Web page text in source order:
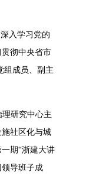
入学习党的
彻中央省市
组成员、副主
研究中心主
社区化与城
期“浙建大讲
导班子成